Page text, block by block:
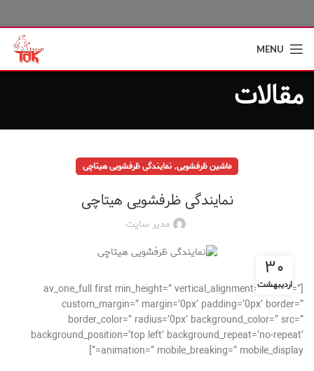
MENU
مقالات
ماشین ظرفشویی, نمایندگی ظرفشویی هیتاچی
نمایندگی ظرفشویی هیتاچی
مدیر سایت
۳۰
اردیبهشت
[av_one_full first min_height=” vertical_alignment=” space=”
custom_margin=” margin=’0px’ padding=’0px’ border=”
border_color=” radius=’0px’ background_color=” src=”
background_position=’top left’ background_repeat=’no-repeat’
animation=” mobile_breaking=” mobile_display=”]